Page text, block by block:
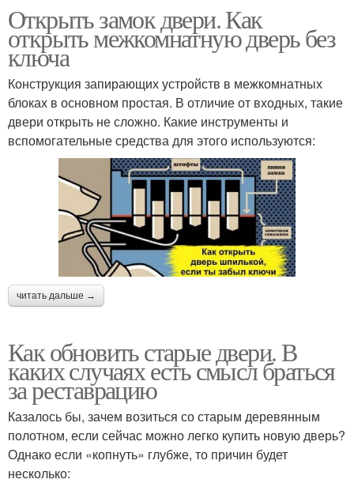
Открыть замок двери. Как
открыть межкомнатную дверь без
ключа
Конструкция запирающих устройств в межкомнатных
блоках в основном простая. В отличие от входных, такие
двери открыть не сложно. Какие инструменты и
вспомогательные средства для этого используются:
читать дальше →
Как обновить старые двери. В
каких случаях есть смысл браться
за реставрацию
Казалось бы, зачем возиться со старым деревянным
полотном, если сейчас можно легко купить новую дверь?
Однако если «копнуть» глубже, то причин будет
несколько: